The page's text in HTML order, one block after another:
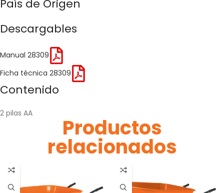
País de Origen
Descargables
Manual 28309
Ficha técnica 28309
Contenido
2 pilas AA
Productos
relacionados